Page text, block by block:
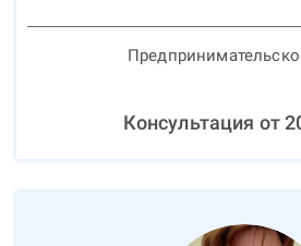
Консультация от